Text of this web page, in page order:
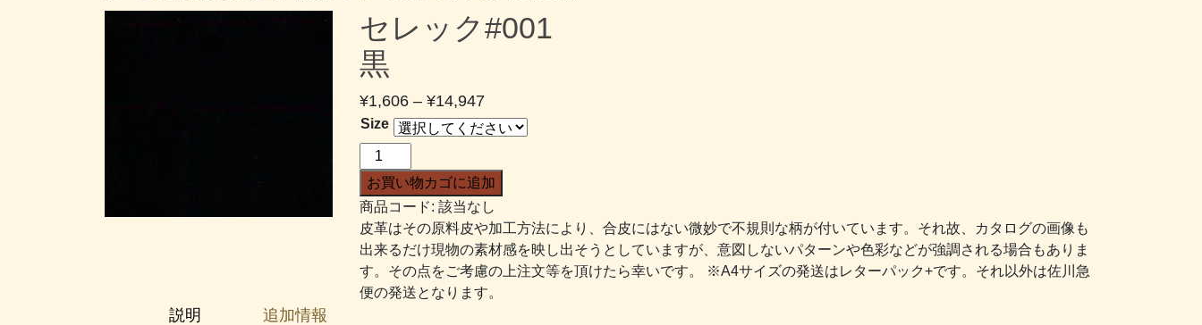
セレック#001
黒
¥1,606 – ¥14,947価
格
¥1,606
–
¥14,947
Size
レ
ッ
ク
#001
黒
個
お買い物カゴに追加
商品コード: 該当なし
皮革はその原料皮や加工方法により、合皮にはない微妙で不規則な柄が付いています。それ故、カタログの画像も
出来るだけ現物の素材感を映し出そうとしていますが、意図しないパターンや色彩などが強調される場合もありま
す。その点をご考慮の上注文等を頂けたら幸いです。 ※A4サイズの発送はレターパック+です。それ以外は佐川急
便の発送となります。
説明 追加情報